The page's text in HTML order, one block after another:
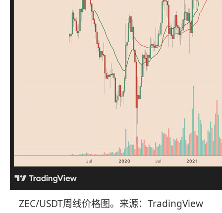
ZEC/USDT周线价格图。来源：TradingView